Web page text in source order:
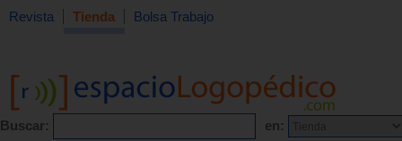
Revista Tienda Bolsa Trabajo
Buscar: en: